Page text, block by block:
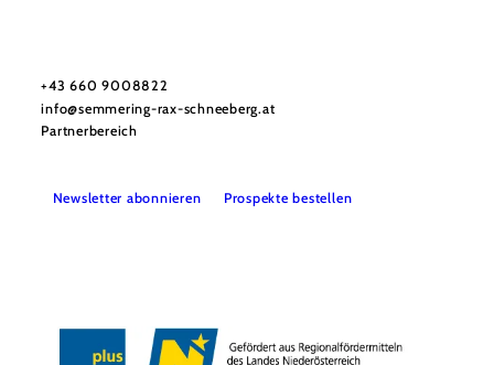
+43 660 9008822
info@semmering-rax-schneeberg.at
Partnerbereich
Newsletter abonnieren Prospekte bestellen